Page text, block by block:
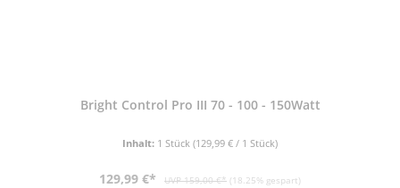
Bright Control Pro III 70 - 100 - 150Watt
Inhalt: 1 Stück (129,99 € / 1 Stück)
Verkaufspreis:
129,99 €* Regulärer Preis:
UVP 159,00 €* (18.25% gespart)